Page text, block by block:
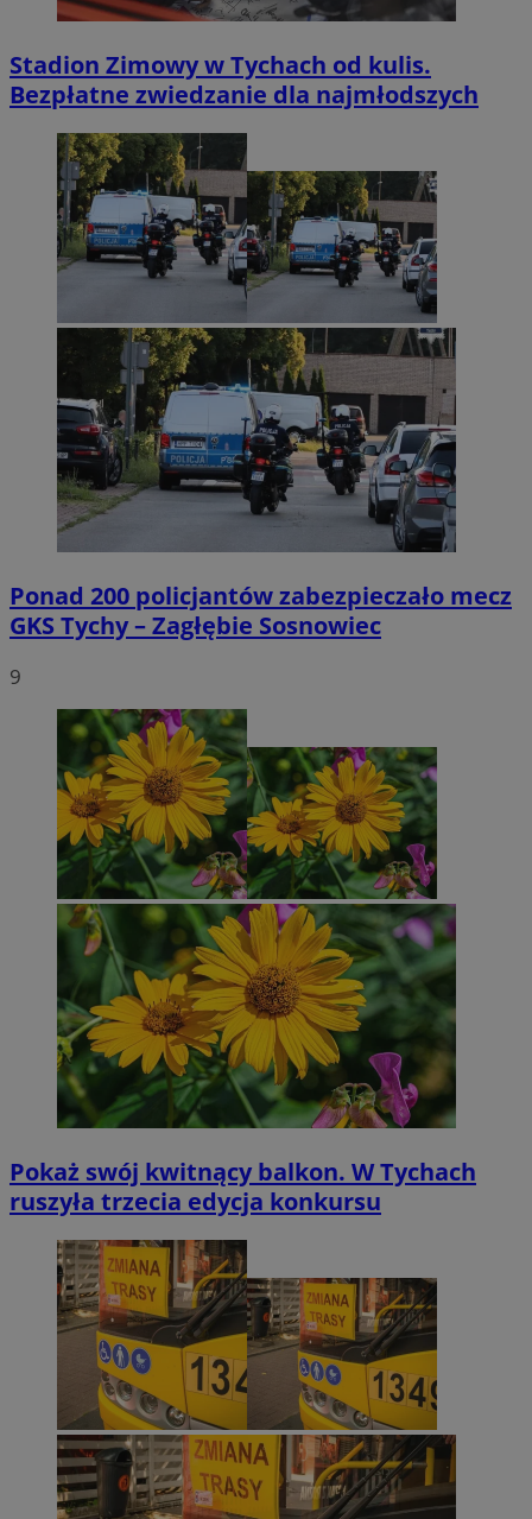
Stadion Zimowy w Tychach od kulis.
Bezpłatne zwiedzanie dla najmłodszych
Ponad 200 policjantów zabezpieczało mecz
GKS Tychy – Zagłębie Sosnowiec
9
Pokaż swój kwitnący balkon. W Tychach
ruszyła trzecia edycja konkursu